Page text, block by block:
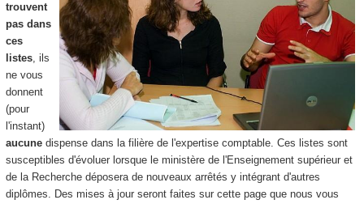
trouvent
pas dans
ces
listes, ils
ne vous
donnent
(pour
l'instant)
aucunedispense dans la filière de l'expertise comptable. Ces listes sont
susceptibles d'évoluer lorsque le ministère de l'Enseignement supérieur et
de la Recherche déposera de nouveaux arrêtés y intégrant d'autres
diplômes. Des mises à jour seront faites sur cette page que nous vous